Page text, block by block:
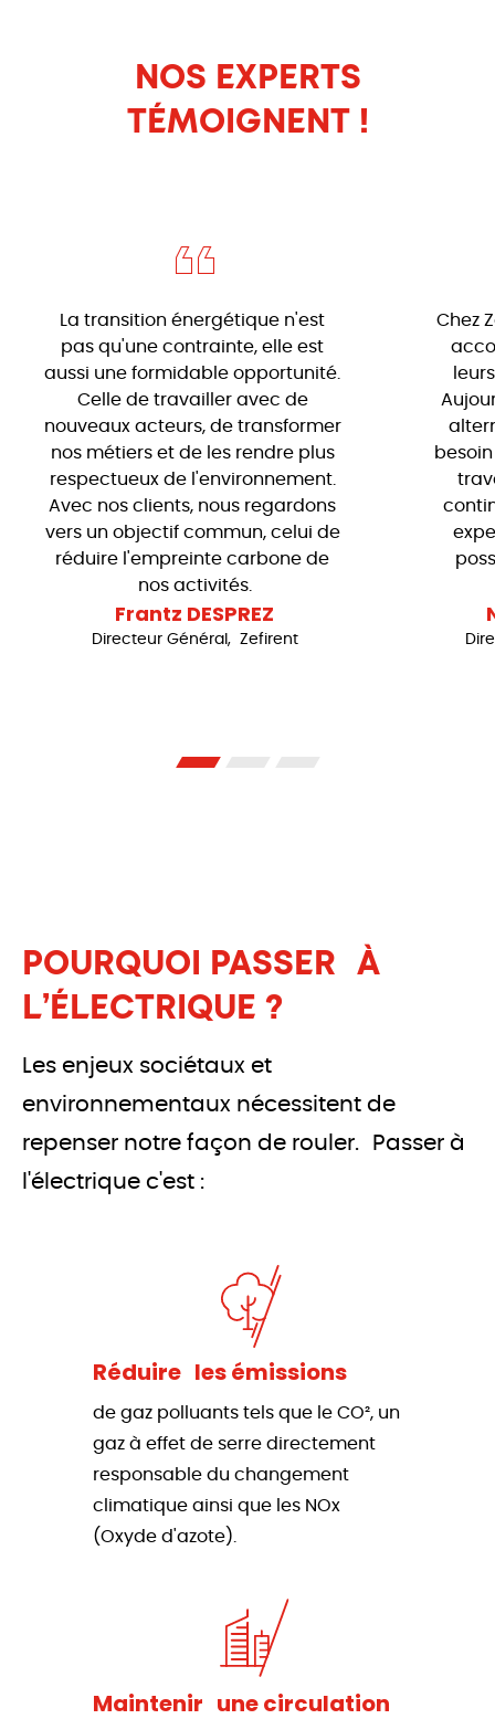
NOS EXPERTS
TÉMOIGNENT !
La transition énergétique n'est
pas qu'une contrainte, elle est
aussi une formidable opportunité.
Celle de travailler avec de
nouveaux acteurs, de transformer
nos métiers et de les rendre plus
respectueux de l'environnement.
Avec nos clients, nous regardons
vers un objectif commun, celui de
réduire l'empreinte carbone de
nos activités.
Frantz DESPREZ
Directeur Général, Zefirent
Chez
POURQUOI PASSER À
L’ÉLECTRIQUE ?
Les enjeux sociétaux et
environnementaux nécessitent de
repenser notre façon de rouler. Passer à
l'électrique c'est :
Réduire les émissions
de gaz polluants tels que le CO², un
gaz à effet de serre directement
responsable du changement
climatique ainsi que les NOx
(Oxyde d'azote).
Maintenir une circulation